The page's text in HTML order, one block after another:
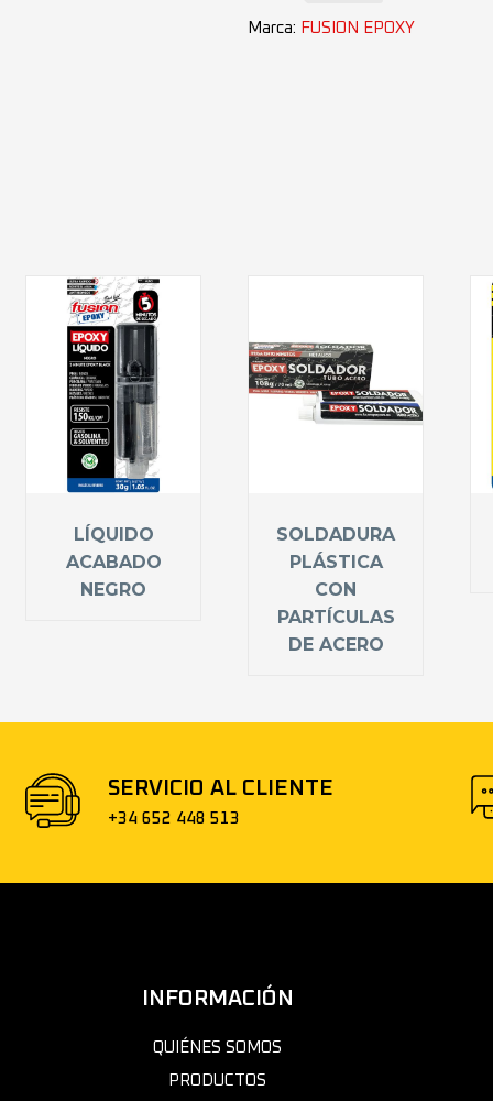
Marca: FUSION EPOXY
LÍQUIDO
ACABADO
NEGRO
SOLDADURA
PLÁSTICA
CON
PARTÍCULAS
DE ACERO
SERVICIO AL CLIENTE
+34 652 448 513
INFORMACIÓN
QUIÉNES SOMOS
PRODUCTOS